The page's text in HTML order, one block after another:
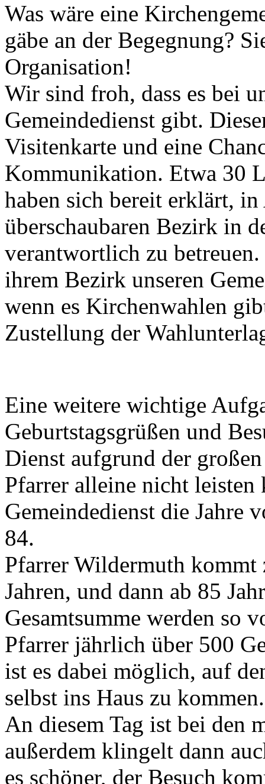
Was wäre eine
gäbe an der Begegnung?
Organisation!
Wir sind froh, dass es bei
Gemeindedienst gibt.
Visitenkarte und eine
Kommunikation. Etwa 30
haben sich bereit erklärt,
überschaubaren Bezirk in
verantwortlich zu
ihrem Bezirk unseren
wenn es Kirchenwahlen
Zustellung der
Eine weitere wichtige
Geburtstagsgrüßen und
Dienst aufgrund der
Pfarrer alleine nicht
Gemeindedienst die Jahre
84.
Pfarrer Wildermuth
Jahren, und dann ab 85
Gesamtsumme werden so
Pfarrer jährlich über 500
ist es dabei möglich, auf
selbst ins Haus zu kommen.
An diesem Tag ist bei den
außerdem klingelt dann
es schöner, der Besuch